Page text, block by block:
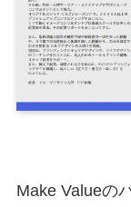
Make Valueの